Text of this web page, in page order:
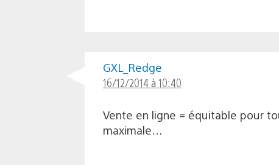
GXL_Redge
16/12/2014 à 10:40
Vente en ligne = équitable pour
maximale…